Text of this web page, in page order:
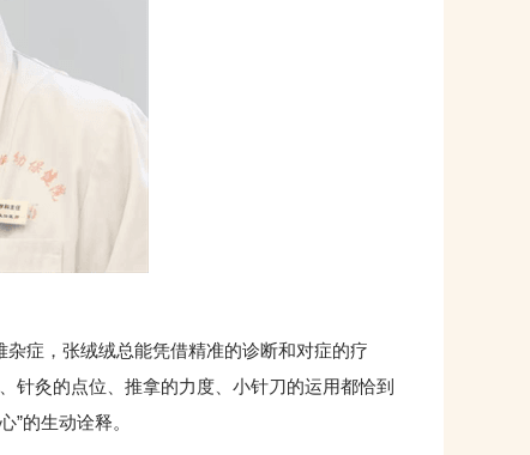
症，张绒绒总能凭借精准的诊断和对症的疗
针灸的点位、推拿的力度、小针刀的运用都恰到
的生动诠释。